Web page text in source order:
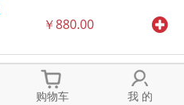
￥880.00
购物车 我 的